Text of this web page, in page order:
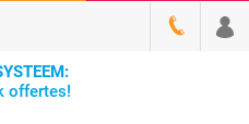
offertes!